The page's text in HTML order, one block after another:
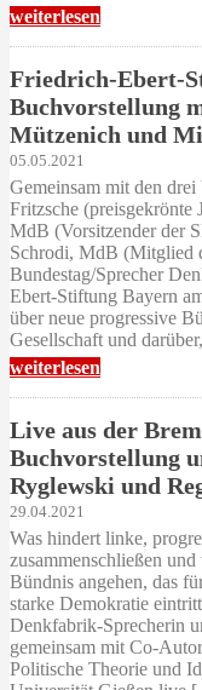
weiterlesen
Friedrich-Ebert-
Buchvorstellung
Mützenich und
05.05.2021
Gemeinsam mit den
Fritzsche
MdB (Vorsitzender der
Schrodi, MdB (Mitglied
Bundestag/Sprecher
Ebert-Stiftung Bayern
über neue progressive
Gesellschaft und
weiterlesen
Live aus der
Buchvorstellung
Ryglewski und
29.04.2021
Was hindert linke,
zusammenschließen
Bündnis angehen, das
starke Demokratie
Denkfabrik-Sprecherin
gemeinsam mit Co-
Politische Theorie und